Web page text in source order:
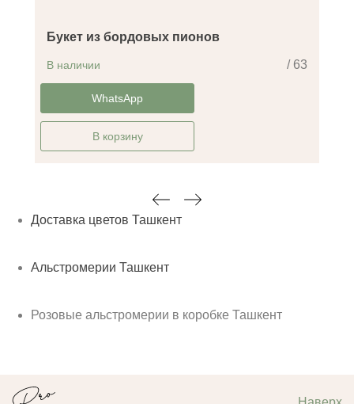
Букет из бордовых пионов
/ 63
В наличии
-30%WhatsApp
В корзину
Доставка цветов Ташкент
Альстромерии Ташкент
Розовые альстромерии в коробке Ташкент